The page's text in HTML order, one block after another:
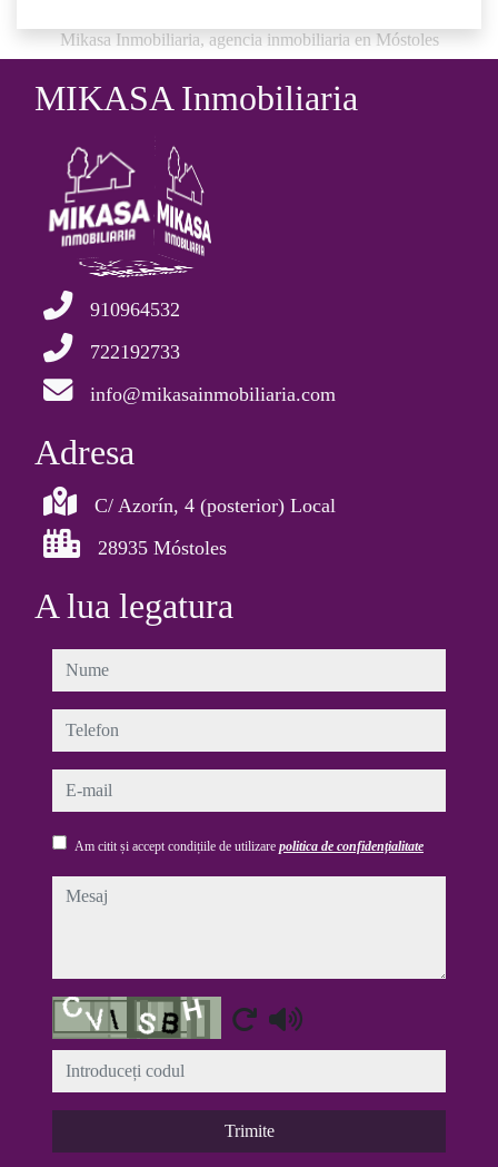
Mikasa Inmobiliaria, agencia inmobiliaria en Móstoles
MIKASA Inmobiliaria
910964532
722192733
info@mikasainmobiliaria.com
Adresa
C/ Azorín, 4 (posterior) Local
28935 Móstoles
A lua legatura
nume
telefon
e-mail
Am citit și accept condițiile de utilizare politica de confidențialitate
mesaj
Captcha
Trimite